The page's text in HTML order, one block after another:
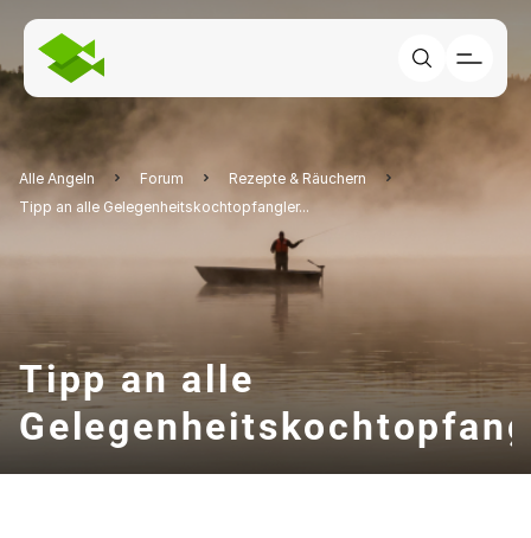
Alle Angeln Forum
Rezepte & Räuchern
Tipp an alle Gelegenheitskochtopfangler...
Tipp an alle